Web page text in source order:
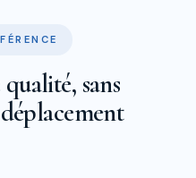
sans